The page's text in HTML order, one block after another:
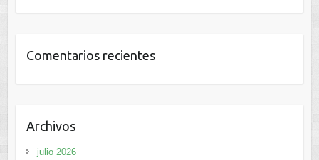
Comentarios recientes
Archivos
julio 2026